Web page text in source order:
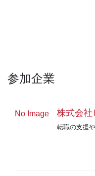
参加企業
No Image 株式会社
転職の支援